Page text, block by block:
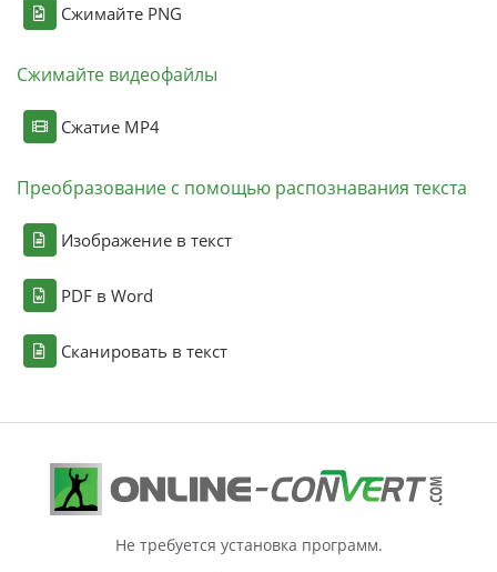
Сжимайте PNG
Сжимайте видеофайлы
Сжатие MP4
Преобразование с помощью распознавания текста
Изображение в текст
PDF в Word
Сканировать в текст
Не требуется установка программ.